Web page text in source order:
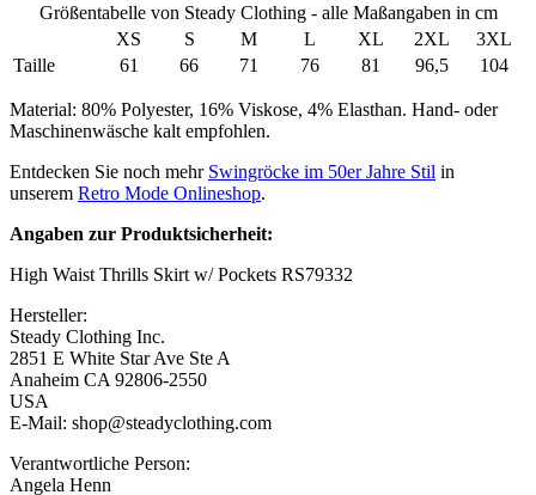
Größentabelle von Steady Clothing - alle Maßangaben in cm
XS
S M L XL 2XL
3XL
Taille
61 66 71 76 81 96,5 104
Material: 80% Polyester, 16% Viskose, 4% Elasthan. Hand- oder
Maschinenwäsche kalt empfohlen.
Entdecken Sie noch mehr Swingröcke im 50er Jahre Stil in
unserem Retro Mode Onlineshop.
Angaben zur Produktsicherheit:
High Waist Thrills Skirt w/ Pockets RS79332
Hersteller:
Steady Clothing Inc.
2851 E White Star Ave Ste A
Anaheim CA 92806-2550
USA
E-Mail: shop@steadyclothing.com
Verantwortliche Person:
Angela Henn